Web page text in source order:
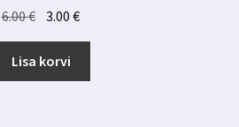
6.00€ Algne
oli:
6.00 €.
3.00€Praegune
3.00 €.
Lisa korvi